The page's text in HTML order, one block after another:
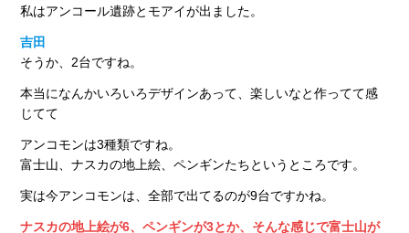
私はアンコール遺跡とモアイが出ました。
吉田
そうか、2台ですね。
本当になんかいろいろデザインあって、楽しいなと作ってて感
じてて
アンコモンは3種類ですね。
富士山、ナスカの地上絵、ペンギンたちというところです。
実は今アンコモンは、全部で出てるのが9台ですかね。
ナスカの地上絵が6、ペンギンが3とか、そんな感じで富士山が